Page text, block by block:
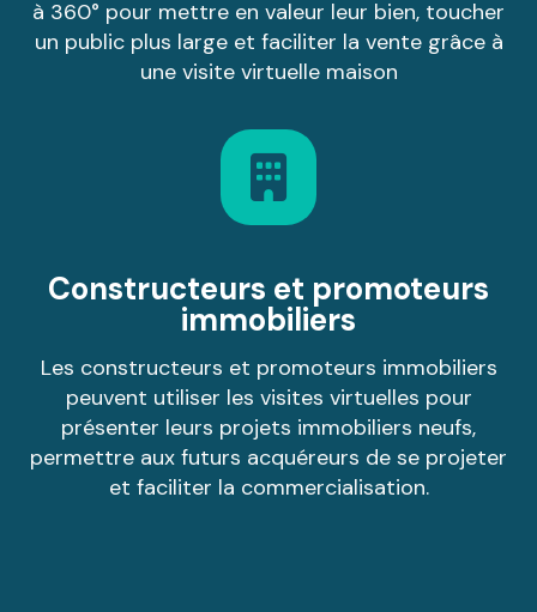
à 360° pour mettre en valeur leur bien, toucher
un public plus large et faciliter la vente grâce à
une visite virtuelle maison
Constructeurs et promoteurs
immobiliers
Les constructeurs et promoteurs immobiliers
peuvent utiliser les visites virtuelles pour
présenter leurs projets immobiliers neufs,
permettre aux futurs acquéreurs de se projeter
et faciliter la commercialisation.